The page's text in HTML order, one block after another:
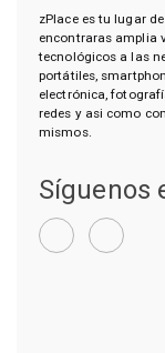
zPlace es tu lugar
encontraras amplia
tecnológicos a las
portátiles,
electrónica,
redes y asi como
mismos.
Síguenos